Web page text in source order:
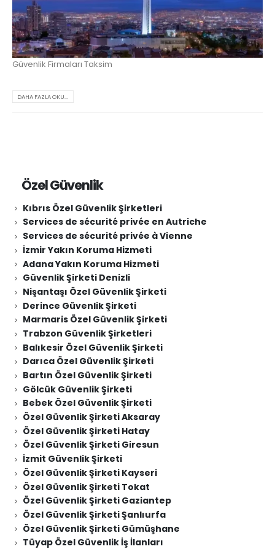
Güvenlik Firmaları Taksim
DAHA FAZLA OKU...
Özel Güvenlik
Kıbrıs Özel Güvenlik Şirketleri
Services de sécurité privée en Autriche
Services de sécurité privée à Vienne
İzmir Yakın Koruma Hizmeti
Adana Yakın Koruma Hizmeti
Güvenlik Şirketi Denizli
Nişantaşı Özel Güvenlik Şirketi
Derince Güvenlik Şirketi
Marmaris Özel Güvenlik Şirketi
Trabzon Güvenlik Şirketleri
Balıkesir Özel Güvenlik Şirketi
Darıca Özel Güvenlik Şirketi
Bartın Özel Güvenlik Şirketi
Gölcük Güvenlik Şirketi
Bebek Özel Güvenlik Şirketi
Özel Güvenlik Şirketi Aksaray
Özel Güvenlik Şirketi Hatay
Özel Güvenlik Şirketi Giresun
İzmit Güvenlik Şirketi
Özel Güvenlik Şirketi Kayseri
Özel Güvenlik Şirketi Tokat
Özel Güvenlik Şirketi Gaziantep
Özel Güvenlik Şirketi Şanlıurfa
Özel Güvenlik Şirketi Gümüşhane
Tüyap Özel Güvenlik İş İlanları